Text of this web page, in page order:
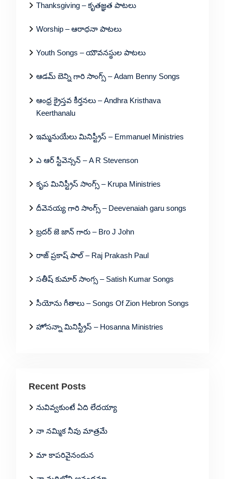
Thanksgiving – కృతజ్ఞత పాటలు
Worship – ఆరాధనా పాటలు
Youth Songs – యౌవనస్థుల పాటలు
ఆడమ్ బెన్ని గారి సాంగ్స్ – Adam Benny Songs
ఆంధ్ర క్రైస్తవ కీర్తనలు – Andhra Kristhava
Keerthanalu
ఇమ్మనుయేలు మినిస్ట్రీస్ – Emmanuel Ministries
ఎ ఆర్ స్టీవెన్సన్ – A R Stevenson
కృప మినిస్ట్రీస్ సాంగ్స్ – Krupa Ministries
దీవెనయ్య గారి సాంగ్స్ – Deevenaiah garu songs
బ్రదర్ జె జాన్ గారు – Bro J John
రాజ్ ప్రకాష్ పాల్ – Raj Prakash Paul
సతీష్ కుమార్ సాంగ్స – Satish Kumar Songs
సీయోను గీతాలు – Songs Of Zion Hebron Songs
హోసన్నా మినిస్ట్రీస్ – Hosanna Ministries
Recent Posts
నువివ్వకుంటే ఏది లేదయ్యా
నా నమ్మిక నీవు మాత్రమే
మా కాపరివైనందున